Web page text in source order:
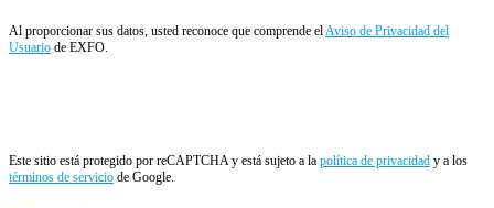
Al proporcionar sus datos, usted reconoce que comprende elAviso de Privacidad del
Usuario de EXFO.
Este sitio está protegido por reCAPTCHA y está sujeto a la política de privacidad y a los
términos de servicio de Google.